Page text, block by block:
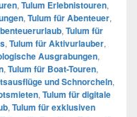
, Tulum Erlebnistouren,
, Tulum für Abenteuer,
, Tulum für
, Tulum für Aktivurlauber,
Ausgrabungen,
, Tulum für Boat-Touren,
und Schnorcheln,
, Tulum für digitale
, Tulum für exklusiven